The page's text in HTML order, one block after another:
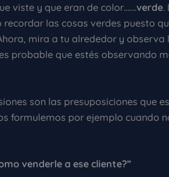
viste y que eran de color…….verde.
las cosas verdes puesto
mira a tu alrededor y observa
probable que estés observando
son las presuposiciones que
formulemos por ejemplo cuando
venderle a ese cliente?”